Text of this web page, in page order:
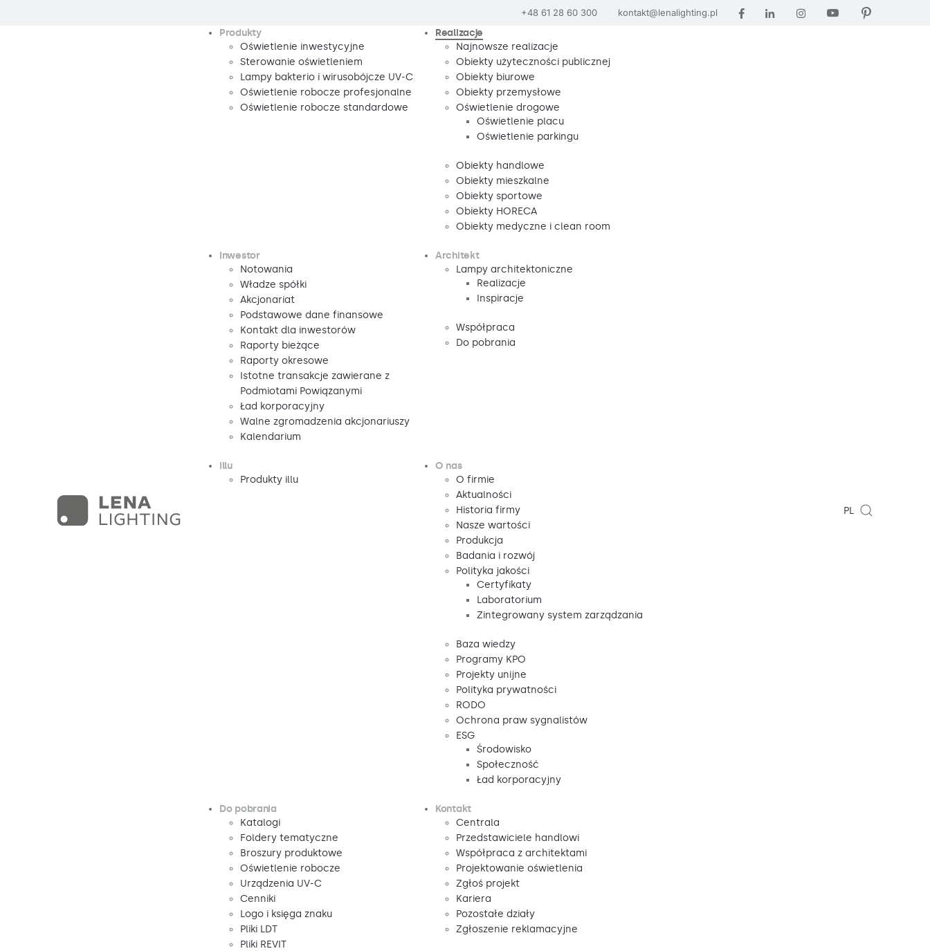
+48 61 28 60 300 kontakt@lenalighting.pl
Produkty
Oświetlenie inwestycyjne
Sterowanie oświetleniem
Lampy bakterio i wirusobójcze UV-C
Oświetlenie robocze profesjonalne
Oświetlenie robocze standardowe
Realizacje
Najnowsze realizacje
Obiekty użyteczności publicznej
Obiekty biurowe
Obiekty przemysłowe
Oświetlenie drogowe
Oświetlenie placu
Oświetlenie parkingu
Obiekty handlowe
Obiekty mieszkalne
Obiekty sportowe
Obiekty HORECA
Obiekty medyczne i clean room
Inwestor
Notowania
Władze spółki
Akcjonariat
Podstawowe dane finansowe
Kontakt dla inwestorów
Raporty bieżące
Raporty okresowe
Istotne transakcje zawierane z
Podmiotami Powiązanymi
Ład korporacyjny
Walne zgromadzenia akcjonariuszy
Kalendarium
Architekt
Lampy architektoniczne
Realizacje
Inspiracje
Współpraca
Do pobrania
illu
Produkty illu
O nas
O firmie
Aktualności
Historia firmy
Nasze wartości
Produkcja
Badania i rozwój
Polityka jakości
Certyfikaty
Laboratorium
Zintegrowany system zarządzania
Baza wiedzy
Programy KPO
Projekty unijne
Polityka prywatności
RODO
Ochrona praw sygnalistów
ESG
Środowisko
Społeczność
Ład korporacyjny
Do pobrania
Katalogi
Foldery tematyczne
Broszury produktowe
Oświetlenie robocze
Urządzenia UV-C
Cenniki
Logo i księga znaku
Pliki LDT
Pliki REVIT
Kontakt
Centrala
Przedstawiciele handlowi
Współpraca z architektami
Projektowanie oświetlenia
Zgłoś projekt
Kariera
Pozostałe działy
Zgłoszenie reklamacyjne
PL